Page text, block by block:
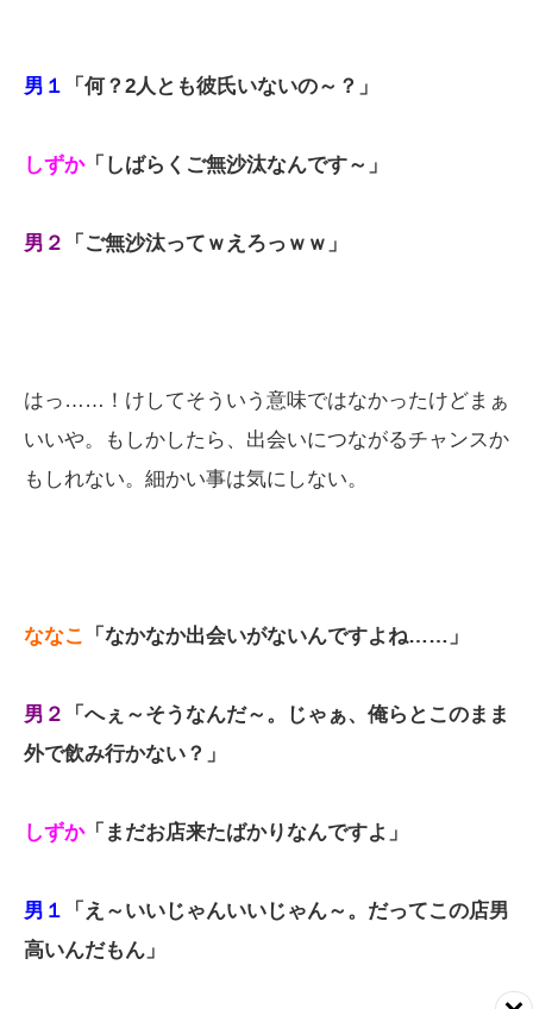
男１ 「何？2人とも彼氏いないの～？」
しずか「しばらくご無沙汰なんです～」
男２ 「ご無沙汰ってｗえろっｗｗ」
はっ……！けしてそういう意味ではなかったけどまぁ
いいや。もしかしたら、出会いにつながるチャンスか
もしれない。細かい事は気にしない。
ななこ 「なかなか出会いがないんですよね……」
男２
「へぇ～そうなんだ～。じゃぁ、俺らとこのまま
外で飲み行かない？」
しずか「まだお店来たばかりなんですよ」
男１
「え～いいじゃんいいじゃん～。だってこの店男
高いんだもん」